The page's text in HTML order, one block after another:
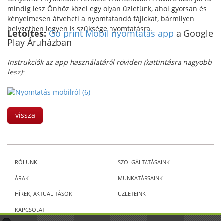
mindig lesz Önhöz közel egy olyan üzletünk, ahol gyorsan és
kényelmesen átveheti a nyomtatandó fájlokat, bármilyen
helyzetben legyen is szüksége nyomtatásra.
Letöltés: Go print Mobil nyomtatás app a Google
Play Áruházban
Instrukciók az app használatáról röviden (kattintásra nagyobb
lesz):
vissza
RÓLUNK SZOLGÁLTATÁSAINK
ÁRAK MUNKATÁRSAINK
HÍREK, AKTUALITÁSOK ÜZLETEINK
KAPCSOLAT